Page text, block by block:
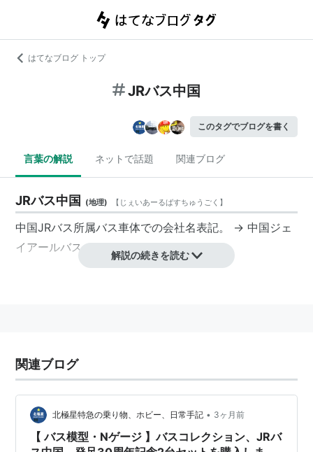
はてなブログ トップ
JRバス中国
このタグでブログを書く
言葉の解説 ネットで話題 関連ブログ
JRバス中国 (地理) 【 じぇいあーるばすちゅうごく 】
中国JRバス所属バス車体での会社名表記。 → 中国ジェ
イアールバス
解説の続きを読む
関連ブログ
北極星特急の乗り物、ホビー、日常手記 • 3ヶ月前
【 バス模型・Nゲージ 】バスコレクション、JRバ